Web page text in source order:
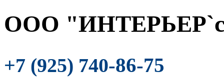
ООО
+7 (925) 740-86-75